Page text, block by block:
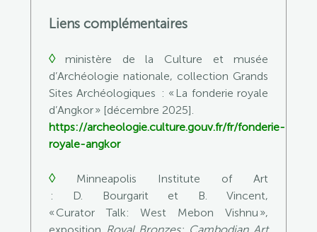
Liens complémentaires
◊ministère de la Culture et musée
d’Archéologie nationale, collection Grands
Sites Archéologiques : « La fonderie royale
d’Angkor » [décembre 2025].
https://archeologie.culture.gouv.fr/fr/fonderie-
royale-angkor
◊Minneapolis Institute of Art
: D. Bourgarit et B. Vincent,
« Curator Talk: West Mebon Vishnu »,